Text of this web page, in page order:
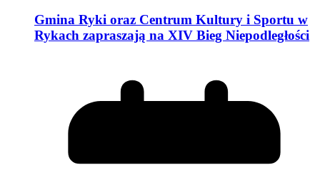
Gmina Ryki oraz Centrum Kultury i Sportu w
Rykach zapraszają na XIV Bieg Niepodległości